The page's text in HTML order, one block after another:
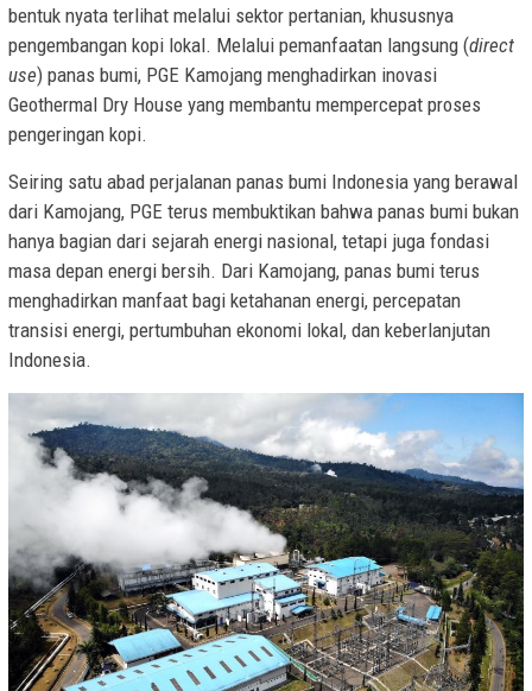
bentuk nyata terlihat melalui sektor pertanian, khususnya
pengembangan kopi lokal. Melalui pemanfaatan langsung (direct
use) panas bumi, PGE Kamojang menghadirkan inovasi
Geothermal Dry House yang membantu mempercepat proses
pengeringan kopi.
Seiring satu abad perjalanan panas bumi Indonesia yang berawal
dari Kamojang, PGE terus membuktikan bahwa panas bumi bukan
hanya bagian dari sejarah energi nasional, tetapi juga fondasi
masa depan energi bersih. Dari Kamojang, panas bumi terus
menghadirkan manfaat bagi ketahanan energi, percepatan
transisi energi, pertumbuhan ekonomi lokal, dan keberlanjutan
Indonesia.